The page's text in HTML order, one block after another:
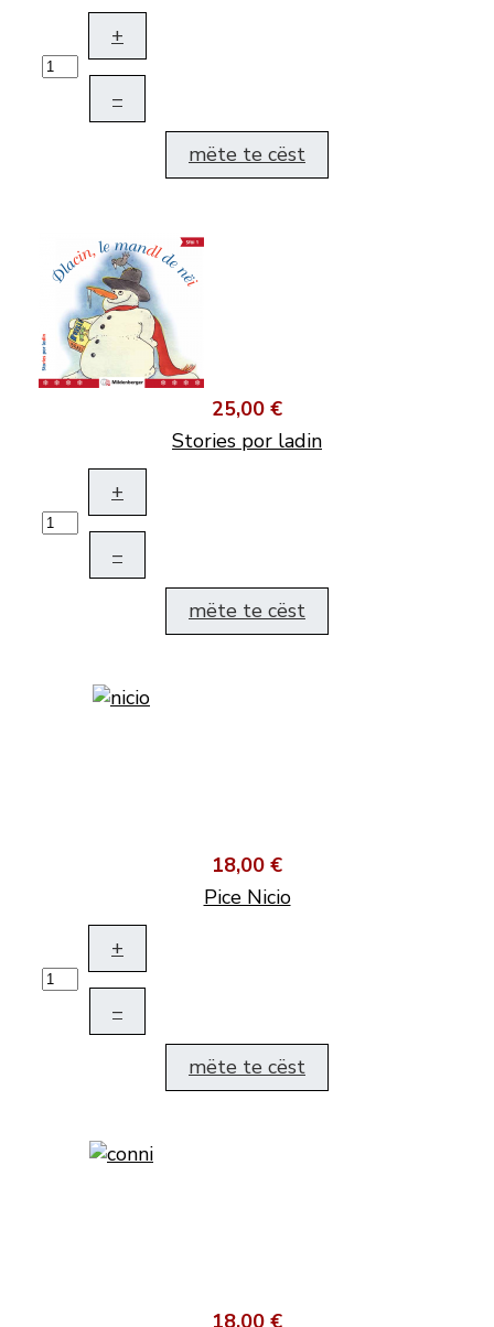
+
–
mëte te cëst
25,00 €
Stories por ladin
+
–
mëte te cëst
18,00 €
Pice Nicio
+
–
mëte te cëst
18,00 €